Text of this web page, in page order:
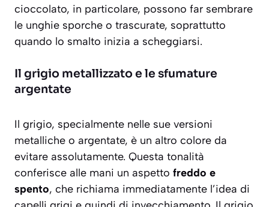
cioccolato, in particolare, possono far sembrare
le unghie sporche o trascurate, soprattutto
quando lo smalto inizia a scheggiarsi.
Il grigio metallizzato e le sfumature
argentate
Il grigio, specialmente nelle sue versioni
metalliche o argentate, è un altro colore da
evitare assolutamente. Questa tonalità
conferisce alle mani un aspetto freddo e
spento, che richiama immediatamente l’idea di